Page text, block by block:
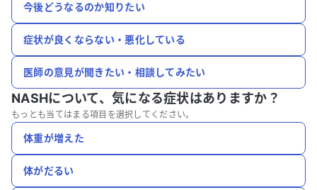
今後どうなるのか知りたい
症状が良くならない・悪化している
医師の意見が聞きたい・相談してみたい
NASHについて、 気になる症状はありますか？
もっとも当てはまる項目を選択してください。
体重が増えた
体がだるい